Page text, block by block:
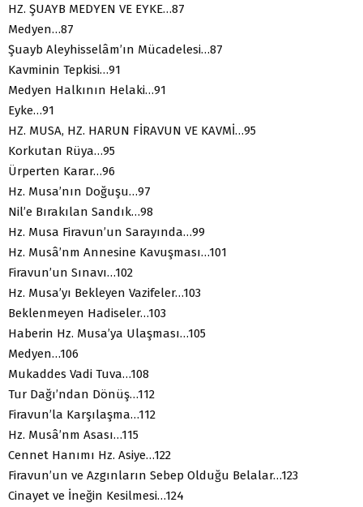
HZ. ŞUAYB MEDYEN VE EYKE…87
Medyen…87
Şuayb Aleyhisselâm’ın Mücadelesi…87
Kavminin Tepkisi…91
Medyen Halkının Helaki…91
Eyke…91
HZ. MUSA, HZ. HARUN FİRAVUN VE KAVMİ…95
Korkutan Rüya…95
Ürperten Karar…96
Hz. Musa’nın Doğuşu…97
Nil’e Bırakılan Sandık…98
Hz. Musa Firavun’un Sarayında…99
Hz. Musâ’nm Annesine Kavuşması…101
Firavun’un Sınavı…102
Hz. Musa’yı Bekleyen Vazifeler…103
Beklenmeyen Hadiseler…103
Haberin Hz. Musa’ya Ulaşması…105
Medyen…106
Mukaddes Vadi Tuva…108
Tur Dağı’ndan Dönüş…112
Firavun’la Karşılaşma…112
Hz. Musâ’nm Asası…115
Cennet Hanımı Hz. Asiye…122
Firavun’un ve Azgınların Sebep Olduğu Belalar…123
Cinayet ve İneğin Kesilmesi…124